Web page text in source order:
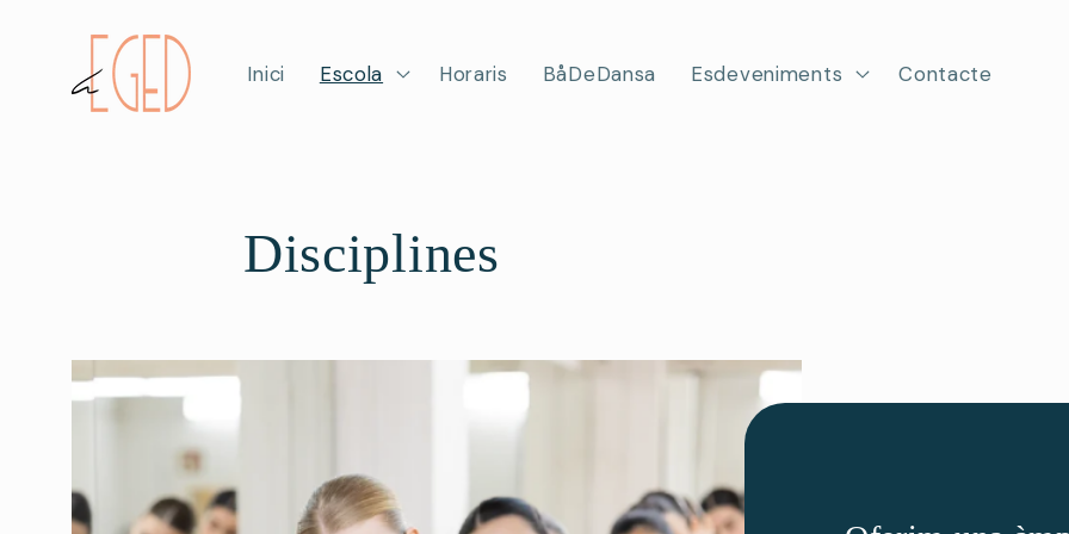
directamente
al contenido
Inici Escola Horaris BåDeDansa Esdeveniments Contacte
Disciplines